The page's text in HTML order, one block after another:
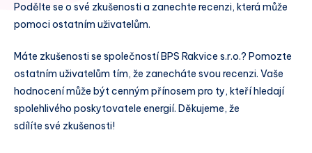
Podělte se o své zkušenosti a zanechte recenzi, která může
pomoci ostatním uživatelům.
Máte zkušenosti se společností BPS Rakvice s.r.o.? Pomozte
ostatním uživatelům tím, že zanecháte svou recenzi. Vaše
hodnocení může být cenným přínosem pro ty, kteří hledají
spolehlivého poskytovatele energií. Děkujeme, že
sdílíte své zkušenosti!